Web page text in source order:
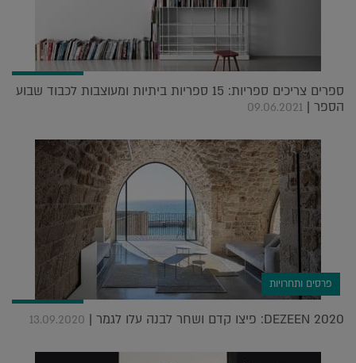
ספרים צריכים ספריות: 15 ספריות ביתיות ומעוצבות לכבוד שבוע
הספר | 09.06.2021
פרסים ותחרויות
DEZEEN 2020: פיצו קדם ושחר לבנה עלו לגמר | 13.09.2020